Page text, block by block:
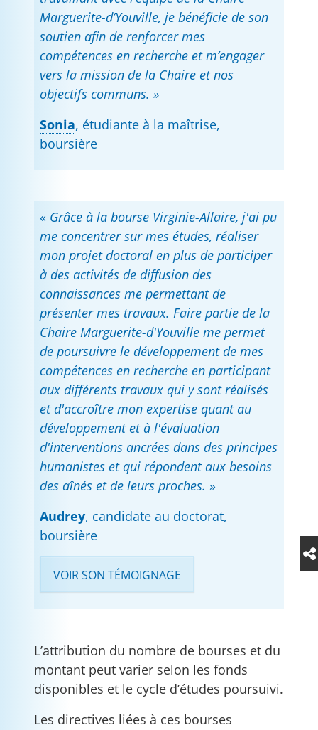
Marguerite-d’Youville, je bénéficie de son
soutien afin de renforcer mes
compétences en recherche et m’engager
vers la mission de la Chaire et nos
objectifs communs. »
Sonia, étudiante à la maîtrise,
boursière
« Grâce à la bourse Virginie-Allaire, j'ai pu
me concentrer sur mes études, réaliser
mon projet doctoral en plus de participer
à des activités de diffusion des
connaissances me permettant de
présenter mes travaux. Faire partie de la
Chaire Marguerite-d'Youville me permet
de poursuivre le développement de mes
compétences en recherche en participant
aux différents travaux qui y sont réalisés
et d'accroître mon expertise quant au
développement et à l'évaluation
d'interventions ancrées dans des principes
humanistes et qui répondent aux besoins
des aînés et de leurs proches. »
Audrey, candidate au doctorat,
boursière
VOIR SON TÉMOIGNAGE
L’attribution du nombre de bourses et du
montant peut varier selon les fonds
disponibles et le cycle d’études poursuivi.
Les directives liées à ces bourses